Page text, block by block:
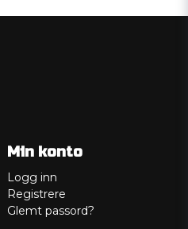
Min konto
Logg inn
Registrere
Glemt passord?